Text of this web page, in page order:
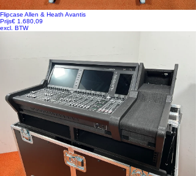
Flipcase Allen & Heath Avantis
Prijs€ 1.680,09
excl. BTW